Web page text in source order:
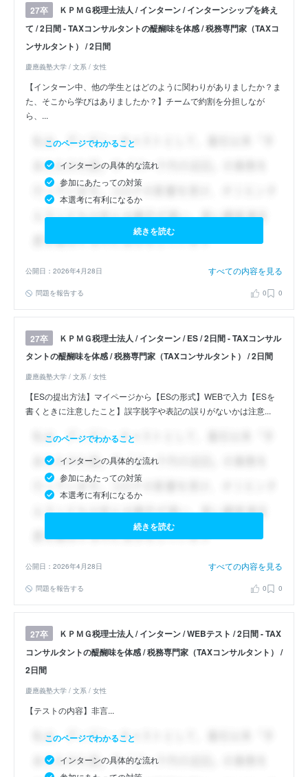
27卒
ＫＰＭＧ税理士法人 / インターン / インターンシップを終え
て / 2日間 - TAXコンサルタントの醍醐味を体感 / 税務専門家（TAXコ
ンサルタント） / 2日間
慶應義塾大学 / 文系 / 女性
【インターン中、他の学生とはどのように関わりがありましたか？ま
た、そこから学びはありましたか？】チームで約割を分担しなが
ら、...
このページでわかること
インターンの具体的な流れ
参加にあたっての対策
本選考に有利になるか
続きを読む
公開日：2026年4月28日 すべての内容を見る
問題を報告する 0 0
27卒
ＫＰＭＧ税理士法人 / インターン / ES / 2日間 - TAXコンサル
タントの醍醐味を体感 / 税務専門家（TAXコンサルタント） / 2日間
慶應義塾大学 / 文系 / 女性
【ESの提出方法】マイページから【ESの形式】WEBで入力【ESを
書くときに注意したこと】誤字脱字や表記の誤りがないかは注意...
このページでわかること
インターンの具体的な流れ
参加にあたっての対策
本選考に有利になるか
続きを読む
公開日：2026年4月28日 すべての内容を見る
問題を報告する 0 0
27卒
ＫＰＭＧ税理士法人 / インターン / WEBテスト / 2日間 - TAX
コンサルタントの醍醐味を体感 / 税務専門家（TAXコンサルタント） /
2日間
慶應義塾大学 / 文系 / 女性
【テストの内容】非言...
このページでわかること
インターンの具体的な流れ